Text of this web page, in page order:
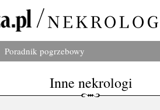
Poradnik pogrzebowy
Inne nekrologi